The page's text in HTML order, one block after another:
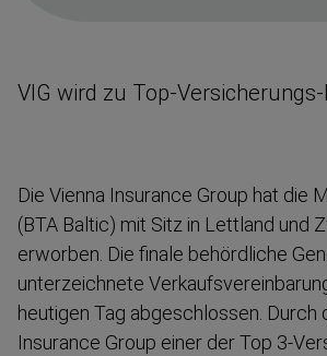
VIG wird zu Top-​
Die Vienna Insurance Group hat die
(BTA Baltic) mit Sitz in Lettland und
erworben. Die finale behördliche
unterzeichnete
heutigen Tag abgeschlossen. Durch
Insurance Group einer der Top 3-​